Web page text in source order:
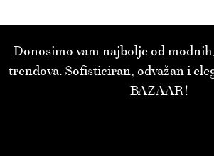
Donosimo vam najbolje od
trendova. Sofisticiran, odvažan i
BAZAAR!